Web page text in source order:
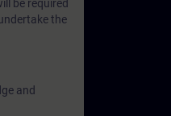
be required
the
and